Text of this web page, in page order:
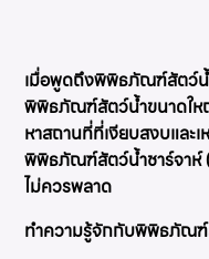
เมื่อพูดถึงพิพิธภัณฑ์สัตว์น้
พิพิธภัณฑ์สัตว์น้ำขนาดใ
หาสถานที่ที่เงียบสงบและ
พิพิธภัณฑ์สัตว์น้ำชาร์จาห์
ไม่ควรพลาด
ทำความรู้จักกับพิพิธภัณฑ์